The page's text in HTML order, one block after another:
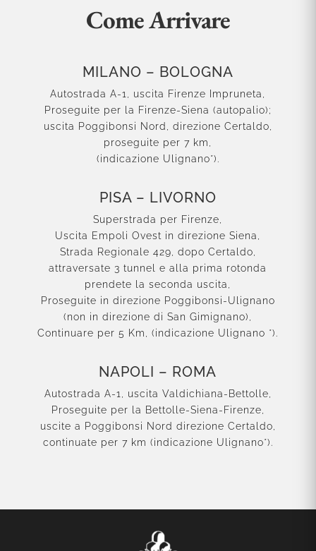
Come Arrivare
MILANO – BOLOGNA
Autostrada A-1, uscita Firenze Impruneta,
Proseguite per la Firenze-Siena (autopalio);
uscita Poggibonsi Nord, direzione Certaldo,
proseguite per 7 km,
(indicazione Ulignano*).
PISA – LIVORNO
Superstrada per Firenze,
Uscita Empoli Ovest in direzione Siena,
Strada Regionale 429, dopo Certaldo,
attraversate 3 tunnel e alla prima rotonda
prendete la seconda uscita,
Proseguite in direzione Poggibonsi-Ulignano
(non in direzione di San Gimignano),
Continuare per 5 Km, (indicazione Ulignano *).
NAPOLI – ROMA
Autostrada A-1, uscita Valdichiana-Bettolle,
Proseguite per la Bettolle-Siena-Firenze,
uscite a Poggibonsi Nord direzione Certaldo,
continuate per 7 km (indicazione Ulignano*).